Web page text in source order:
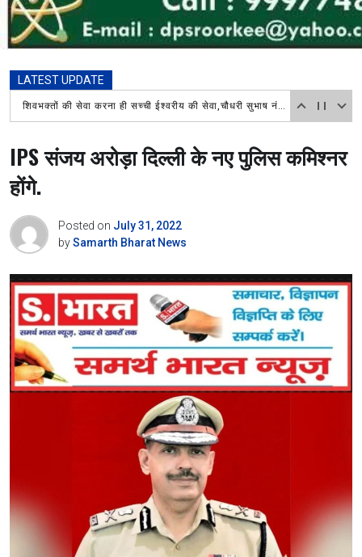
LATEST UPDATE
आज दिनांक 7 अगस्त 2026 को तहसील शिव मंदिर में हरिद्वार माँ गंगाजल लेने आए शिवभक्त कावड़ियों का अपने अपने गंतव्य जाने दौरान
IPS संजय अरोड़ा दिल्ली के नए पुलिस कमिश्नर
होंगे.
Posted on July 31, 2022
bySamarth Bharat News